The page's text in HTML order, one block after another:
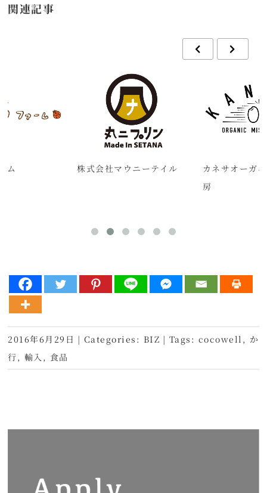
関連記事
ム 株式会社マウニーテイル
カネサオーガ
房
2016年6月29日 | Categories: BIZ | Tags: cocowell , か
行 , 輸入 , 食品